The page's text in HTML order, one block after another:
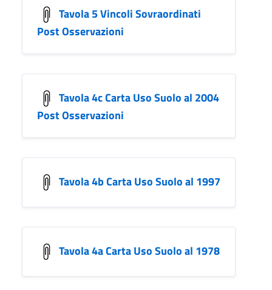
Tavola 5 Vincoli Sovraordinati
Post Osservazioni
Tavola 4c Carta Uso Suolo al 2004
Post Osservazioni
Tavola 4b Carta Uso Suolo al 1997
Tavola 4a Carta Uso Suolo al 1978